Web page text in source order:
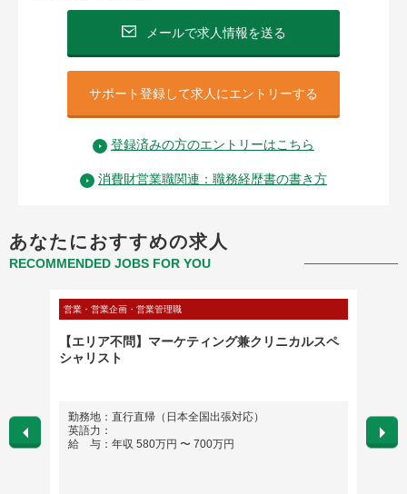
メールで求人情報を送る
サポート登録して求人にエントリーする
登録済みの方のエントリーはこちら
消費財営業職関連：職務経歴書の書き方
あなたにおすすめの求人
RECOMMENDED JOBS FOR YOU
営業・営業企画・営業管理職
【エリア不問】マーケティング兼クリニカルスペ
シャリスト
勤務地：直行直帰（日本全国出張対応）
英語力：
給 与：年収 580万円 〜 700万円
勤務
※日
修を